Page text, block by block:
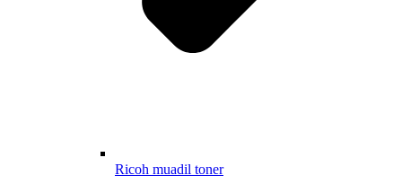
Ricoh muadil toner